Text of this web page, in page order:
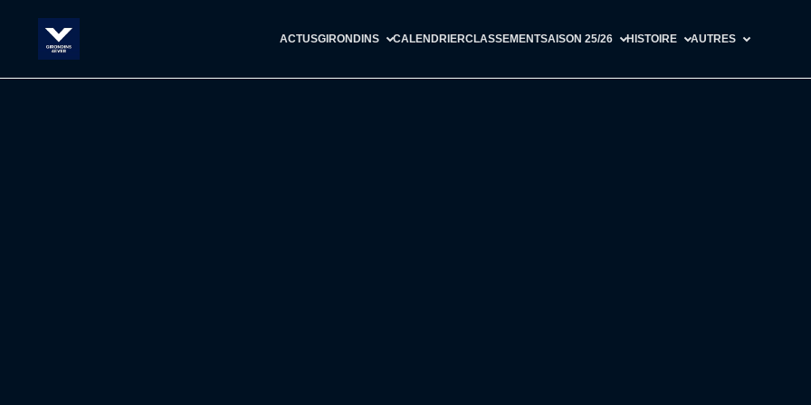
ACTUSGIRONDINS CALENDRIERCLASSEMENTSAISON 25/26 HISTOIRE AUTRES